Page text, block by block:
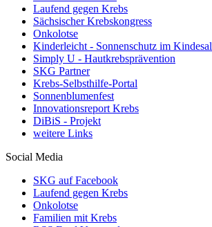
Laufend gegen Krebs
Sächsischer Krebskongress
Onkolotse
Kinderleicht - Sonnenschutz im
Simply U - Hautkrebsprävention
SKG Partner
Krebs-Selbsthilfe-Portal
Sonnenblumenfest
Innovationsreport Krebs
DiBiS - Projekt
weitere Links
Social Media
SKG auf Facebook
Laufend gegen Krebs
Onkolotse
Familien mit Krebs